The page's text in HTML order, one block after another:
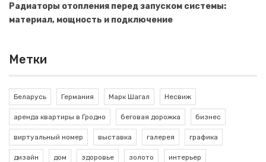
Радиаторы отопления перед запуском системы:
материал, мощность и подключение
Метки
Беларусь Германия Марк Шагал Несвиж
аренда квартиры в Гродно беговая дорожка бизнес
виртуальный номер выставка галерея графика
дизайн дом здоровье золото интерьер